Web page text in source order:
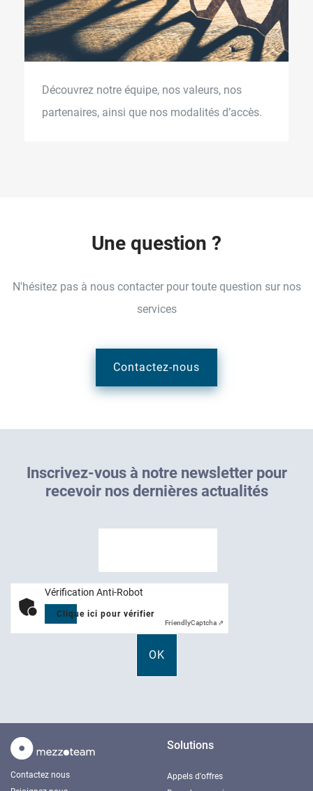
Découvrez notre équipe, nos valeurs, nos
partenaires, ainsi que nos modalités d’accès.
Une question ?
N'hésitez pas à nous contacter pour toute question sur nos
services
Contactez-nous
Inscrivez-vous à notre newsl etter pour
recevoir nos dernières actua ités
Vérification Anti-Robot
Clique ici pour vérifier
FriendlyCaptcha ⇗
Contactez nous
Solutions
Appels d'offres